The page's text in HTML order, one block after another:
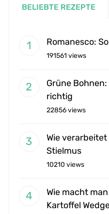
BELIEBTE REZEPTE
Romanesco:
191561 views
Grüne
richtig
22856 views
Wie
Stielmus
10210 views
Wie macht
Kartoffel